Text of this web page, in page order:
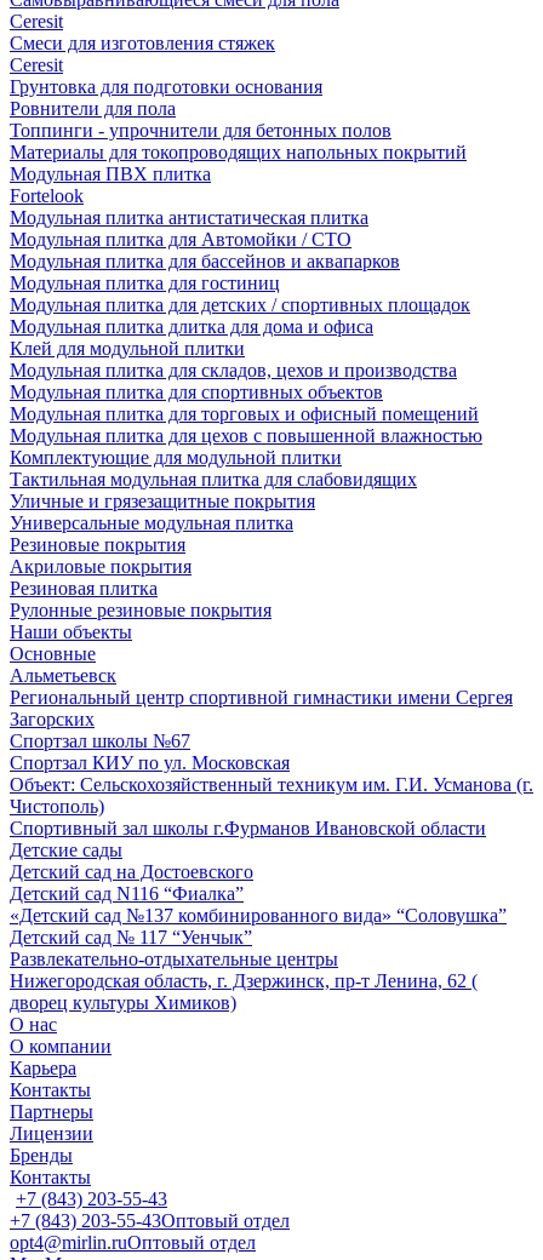
Ceresit
Смеси для изготовления стяжек
Ceresit
Грунтовка для подготовки основания
Ровнители для пола
Топпинги - упрочнители для бетонных полов
Материалы для токопроводящих напольных покрытий
Модульная ПВХ плитка
Fortelook
Модульная плитка антистатическая плитка
Модульная плитка для Автомойки / СТО
Модульная плитка для бассейнов и аквапарков
Модульная плитка для гостиниц
Модульная плитка для детских / спортивных площадок
Модульная плитка длитка для дома и офиса
Клей для модульной плитки
Модульная плитка для складов, цехов и производства
Модульная плитка для спортивных объектов
Модульная плитка для торговых и офисный помещений
Модульная плитка для цехов с повышенной влажностью
Комплектующие для модульной плитки
Тактильная модульная плитка для слабовидящих
Уличные и грязезащитные покрытия
Универсальные модульная плитка
Резиновые покрытия
Акриловые покрытия
Резиновая плитка
Рулонные резиновые покрытия
Наши объекты
Основные
Альметьевск
Региональный центр спортивной гимнастики имени Сергея
Загорских
Спортзал школы №67
Спортзал КИУ по ул. Московская
Объект: Сельскохозяйственный техникум им. Г.И. Усманова (г.
Чистополь)
Спортивный зал школы г.Фурманов Ивановской области
Детские сады
Детский сад на Достоевского
Детский сад N116 “Фиалка”
«Детский сад №137 комбинированного вида» “Соловушка”
Детский сад № 117 “Уенчык”
Развлекательно-отдыхательные центры
Нижегородская область, г. Дзержинск, пр-т Ленина, 62 (
дворец культуры Химиков)
О нас
О компании
Карьера
Контакты
Партнеры
Лицензии
Бренды
Контакты
+7 (843) 203-55-43
+7 (843) 203-55-43Оптовый отдел
opt4@mirlin.ruОптовый отдел